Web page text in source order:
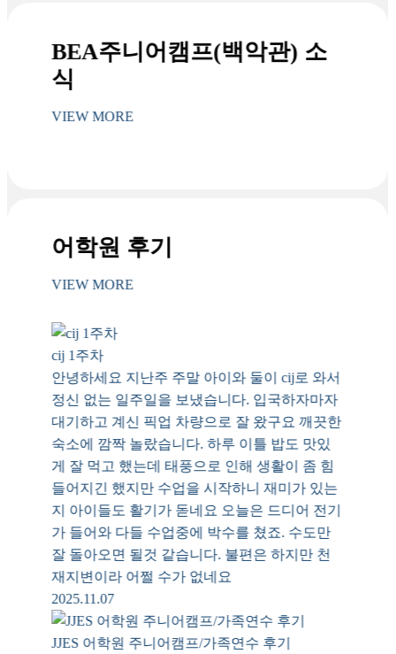
BEA주니어캠프(백악관) 소
식
VIEW MORE
어학원 후기
VIEW MORE
cij 1주차
안녕하세요 지난주 주말 아이와 둘이 cij로 와서
정신 없는 일주일을 보냈습니다. 입국하자마자
대기하고 계신 픽업 차량으로 잘 왔구요 깨끗한
숙소에 깜짝 놀랐습니다. 하루 이틀 밥도 맛있
게 잘 먹고 했는데 태풍으로 인해 생활이 좀 힘
들어지긴 했지만 수업을 시작하니 재미가 있는
지 아이들도 활기가 돋네요 오늘은 드디어 전기
가 들어와 다들 수업중에 박수를 쳤죠. 수도만
잘 돌아오면 될것 같습니다. 불편은 하지만 천
재지변이라 어쩔 수가 없네요
2025.11.07
JJES 어학원 주니어캠프/가족연수 후기